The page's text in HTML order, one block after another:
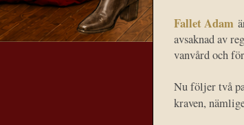
Fallet Adam
avsaknad av
vanvård och
Nu följer två
kraven,